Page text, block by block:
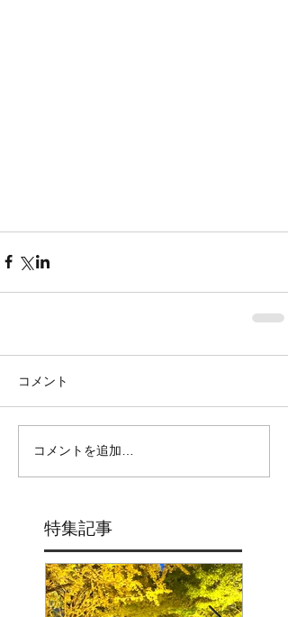
コメント
コメントを追加…
特集記事